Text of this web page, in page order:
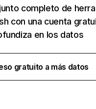
completo de
con una cuenta
en los datos
gratuito a más datos